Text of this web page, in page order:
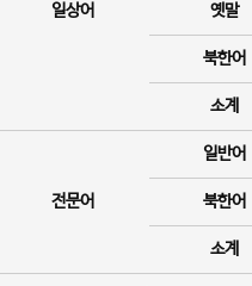
일상어 옛말
북한어
소계
전문어
일반어
북한어
소계